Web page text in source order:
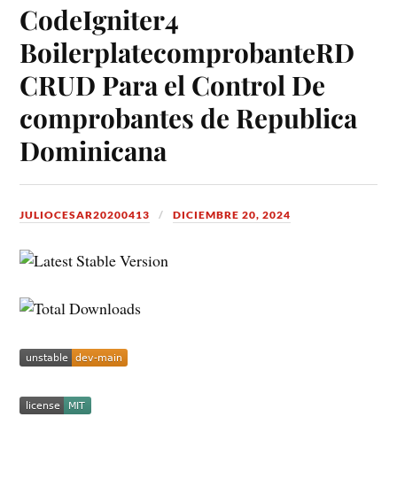
CodeIgniter4
BoilerplatecomprobanteRD
CRUD Para el Control De
comprobantes de Republica
Dominicana
JULIOCESAR20200413 DICIEMBRE 20, 2024